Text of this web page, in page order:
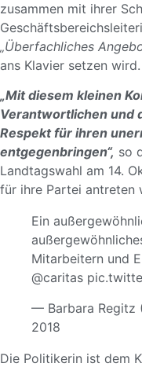
zusammen mit ihrer
„Überfachliches
ans Klavier setzen wird.
„Mit diesem kleinen
Verantwortlichen und
Respekt für ihren
entgegenbringen“, so
Landtagswahl am 14.
für ihre Partei antreten
Ein
Mitarbeitern und
@caritas
— Barbara Regitz
2018
Die Politikerin ist dem